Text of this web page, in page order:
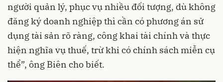
người quản lý, phục vụ nhiều đối tượng, dù không
đăng ký doanh nghiệp thì cần có phương án sử
dụng tài sản rõ ràng, công khai tài chính và thực
hiện nghĩa vụ thuế, trừ khi có chính sách miễn cụ
thể”, ông Biên cho biết.